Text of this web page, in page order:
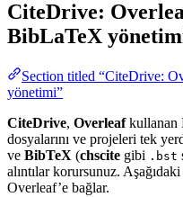
CiteDrive:
BibLaTeX
Section titled “CiteDrive:
yönetimi”
CiteDrive, Overleafkullanan
dosyalarını ve projeleri tek
ve BibTeX (chscite gibi .bst
alıntılar korursunuz.
Overleaf’e bağlar.